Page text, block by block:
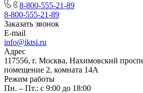
8-800-555-21-89
8-800-555-21-89
Заказать звонок
E-mail
info@iktsi.ru
Адрес
117556, г. Москва, Нахимовский
помещение 2, комната 14А
Режим работы
Пн. – Пт.: с 9:00 до 18:00